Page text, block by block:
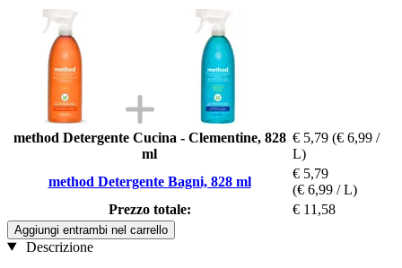
method Detergente Cucina - Clementine, 828
ml
€ 5,79 (€ 6,99 /
L)
method Detergente Bagni, 828 ml
€ 5,79
(€ 6,99 / L)
Prezzo totale:
€ 11,58
Aggiungi entrambi nel carrello
Descrizione